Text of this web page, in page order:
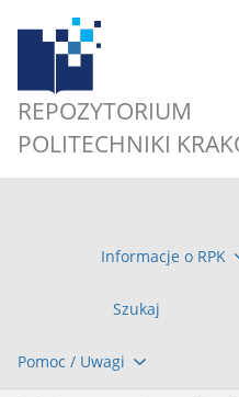
REPOZYTORIUM
POLITECHNIKI
Informacje o RPK
Szukaj
Pomoc / Uwagi